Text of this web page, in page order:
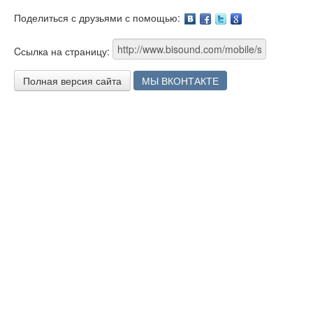
Поделиться с друзьями с помощью:
Cсылка на страницу:
Полная версия сайта МЫ ВКОНТАКТЕ